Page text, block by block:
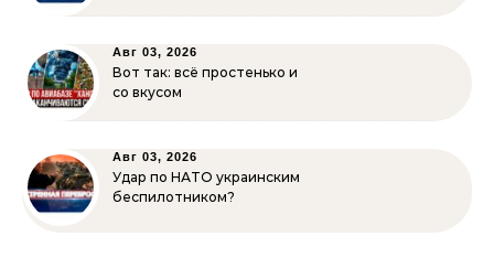
Авг 03, 2026
Вот так: всё простенько и
со вкусом
Авг 03, 2026
Удар по НАТО украинским
беспилотником?